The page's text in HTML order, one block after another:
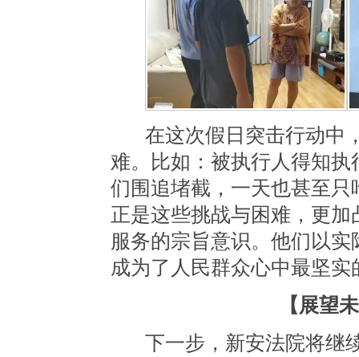
在这次假日突击行动中
难。
比如：被执行人得知
们围追堵截，一天也甚至
正是这些挑战与困难，更
服务的宗旨意识。他们以实
成为了人民群众心中最坚实
【展望
下一步，新安法院将继